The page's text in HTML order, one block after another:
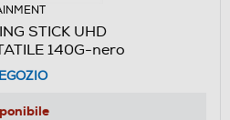
STICK UHD
140G-nero